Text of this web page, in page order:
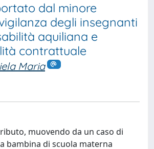
dal minore
degli insegnanti
aquiliana e
contrattuale
Maria
muovendo da un caso di
bambina di scuola materna